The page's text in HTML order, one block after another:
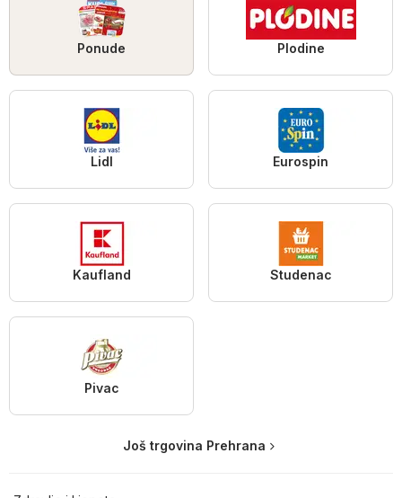
Ponude Plodine
Lidl Eurospin
Kaufland Studenac
Pivac
Još trgovina Prehrana